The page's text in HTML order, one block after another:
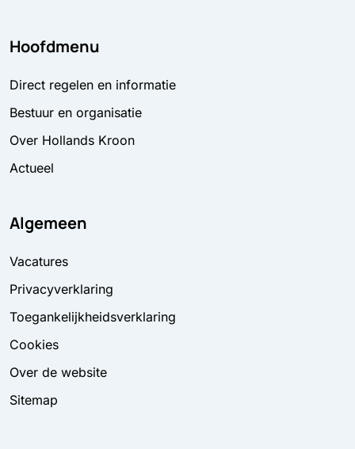
Hoofdmenu
Direct regelen en informatie
Bestuur en organisatie
Over Hollands Kroon
Actueel
Algemeen
Vacatures
Privacyverklaring
Toegankelijkheidsverklaring
Cookies
Over de website
Sitemap